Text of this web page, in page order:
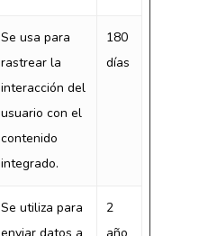
Se usa para
rastrear la
interacción del
usuario con el
contenido
integrado.
180
días
Se utiliza para
2